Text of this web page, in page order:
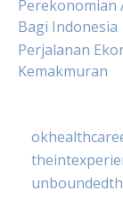
Perekonomian
Bagi Indonesia
Perjalanan
Kemakmuran